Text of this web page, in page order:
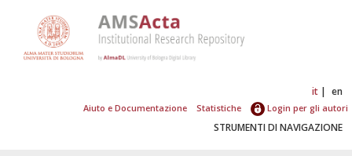
it en
Aiuto e Documentazione Statistiche Login per gli autori
STRUMENTI DI NAVIGAZIONE